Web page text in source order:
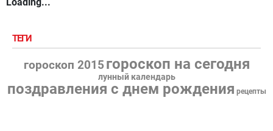
ТЕГИ
гороскоп 2015 гороскоп на сегодня
лунный календарь
поздравления с днем рождения рецепты